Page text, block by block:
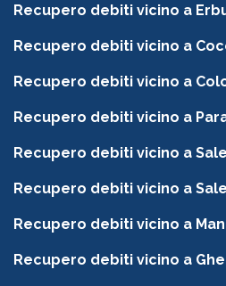
Recupero debiti vicino a
Recupero debiti vicino a
Recupero debiti vicino a
Recupero debiti vicino a
Recupero debiti vicino a
Recupero debiti vicino a
Recupero debiti vicino a
Recupero debiti vicino a